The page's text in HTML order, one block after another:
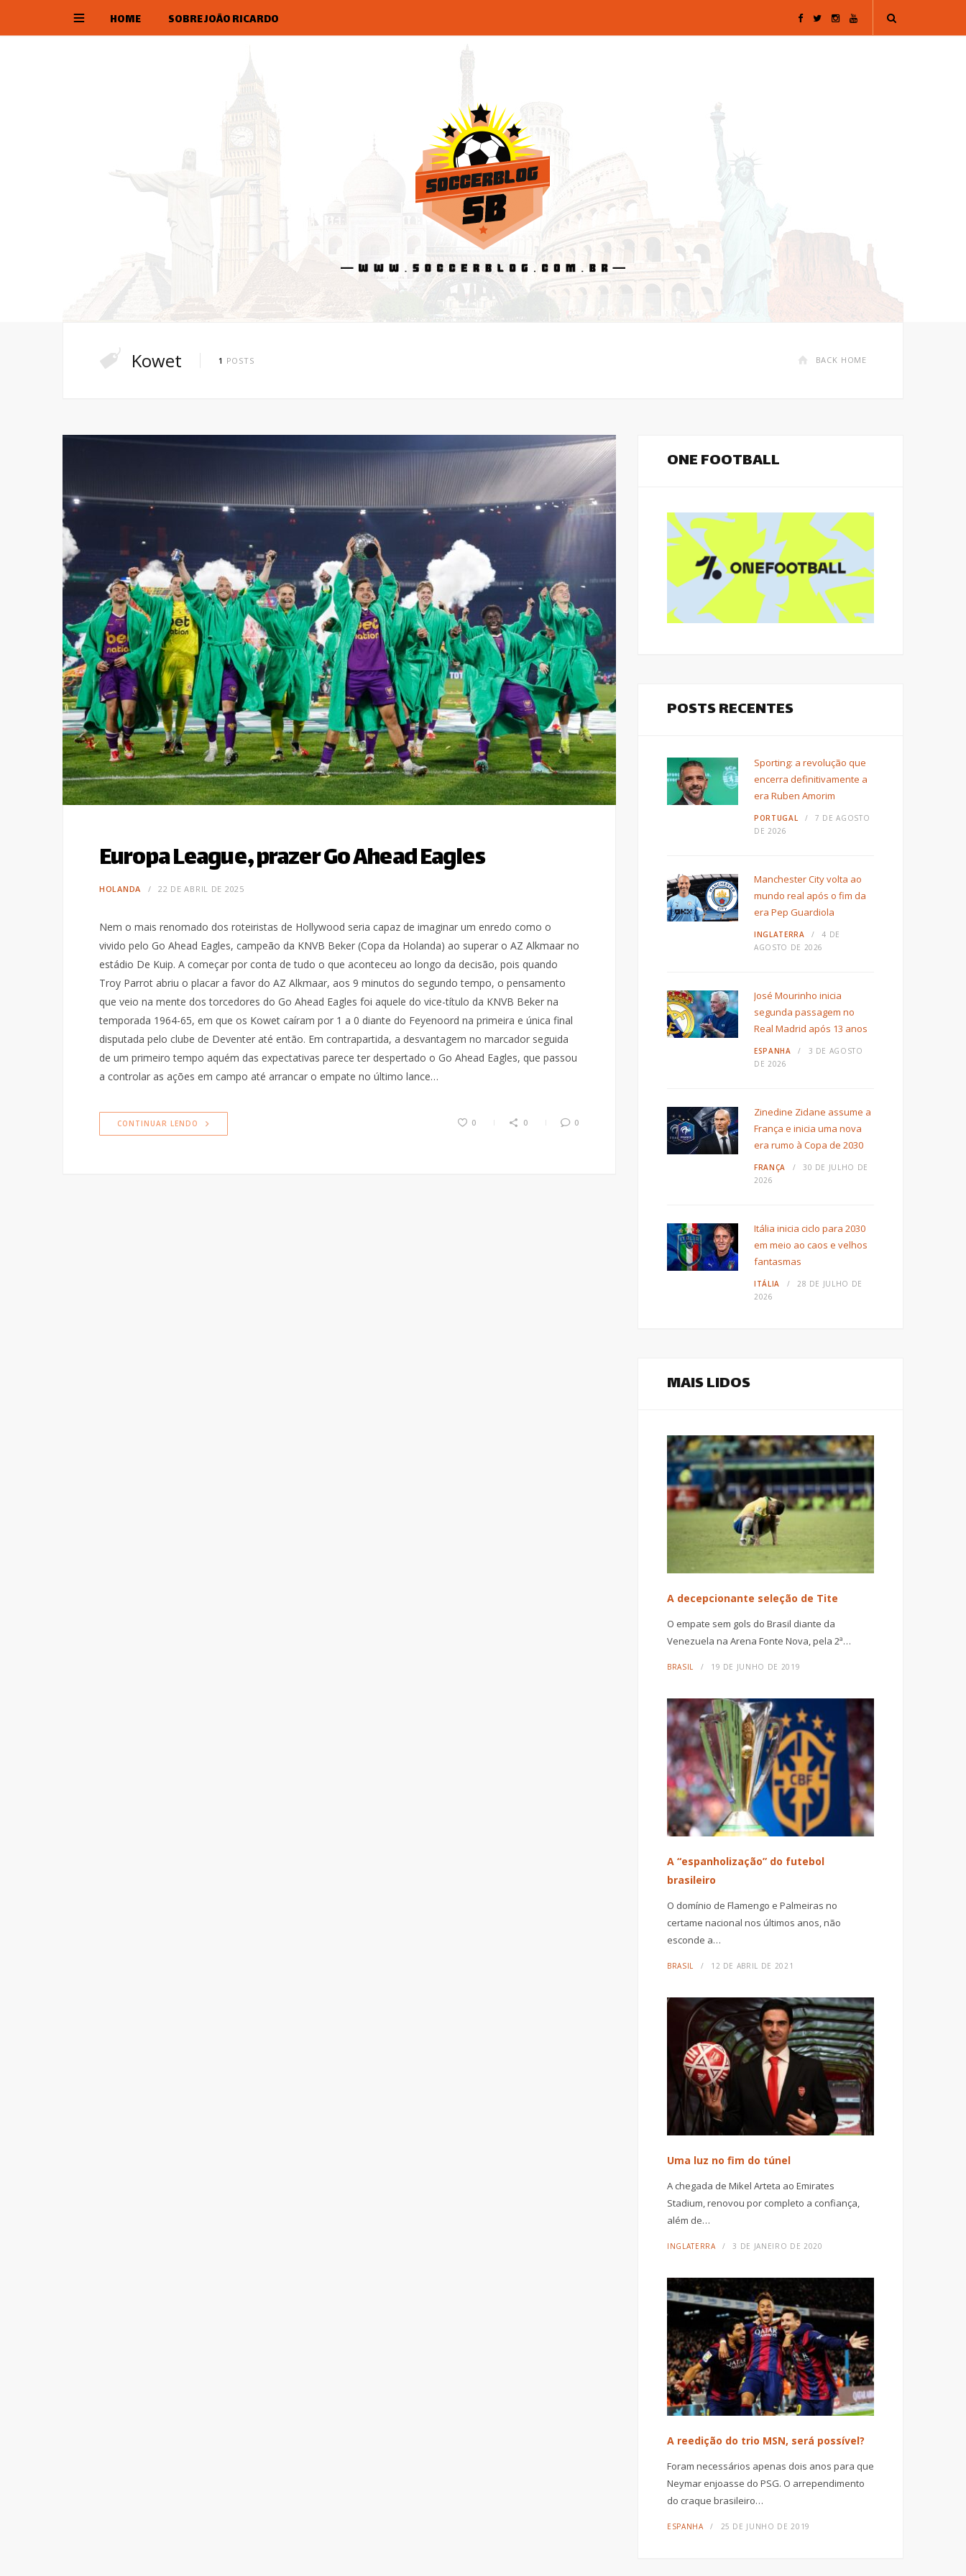
HOME SOBRE JOÃO RICARDO F
o
T
r
I
r
Y
Kowet 1 POSTS BACK HOME
Europa League, prazer Go Ahead Eagles
HOLANDA 22 DE ABRIL DE 2025
Nem o mais renomado dos roteiristas de Hollywood seria capaz de imaginar um enredo como o
vivido pelo Go Ahead Eagles, campeão da KNVB Beker (Copa da Holanda) ao superar o AZ Alkmaar no
estádio De Kuip. A começar por conta de tudo o que aconteceu ao longo da decisão, pois quando
Troy Parrot abriu o placar a favor do AZ Alkmaar, aos 9 minutos do segundo tempo, o pensamento
que veio na mente dos torcedores do Go Ahead Eagles foi aquele do vice-título da KNVB Beker na
temporada 1964-65, em que os Kowet caíram por 1 a 0 diante do Feyenoord na primeira e única final
disputada pelo clube de Deventer até então. Em contrapartida, a desvantagem no marcador seguida
de um primeiro tempo aquém das expectativas parece ter despertado o Go Ahead Eagles, que passou
a controlar as ações em campo até arrancar o empate no último lance…
CONTINUAR LENDO 0 0 0
ONE FOOTBALL
POSTS RECENTES
Sporting: a revolução que
encerra definitivamente a
era Ruben Amorim
PORTUGAL
7 DE AGOSTO
DE 2026
Manchester City volta ao
mundo real após o fim da
era Pep Guardiola
INGLATERRA
4 DE
AGOSTO DE 2026
José Mourinho inicia
segunda passagem no
Real Madrid após 13 anos
ESPANHA
3 DE AGOSTO
DE 2026
Zinedine Zidane assume a
França e inicia uma nova
era rumo à Copa de 2030
FRANÇA
30 DE JULHO DE
2026
Itália inicia ciclo para 2030
em meio ao caos e velhos
fantasmas
ITÁLIA
28 DE JULHO DE
2026
MAIS LIDOS
A decepcionante seleção de Tite
O empate sem gols do Brasil diante da
Venezuela na Arena Fonte Nova, pela 2ª…
BRASIL 19 DE JUNHO DE 2019
A “espanholização” do futebol
brasileiro
O domínio de Flamengo e Palmeiras no
certame nacional nos últimos anos, não
esconde a…
BRASIL 12 DE ABRIL DE 2021
Uma luz no fim do túnel
A chegada de Mikel Arteta ao Emirates
Stadium, renovou por completo a confiança,
além de…
INGLATERRA 3 DE JANEIRO DE 2020
A reedição do trio MSN, será possível?
Foram necessários apenas dois anos para que
Neymar enjoasse do PSG. O arrependimento
do craque brasileiro…
ESPANHA 25 DE JUNHO DE 2019